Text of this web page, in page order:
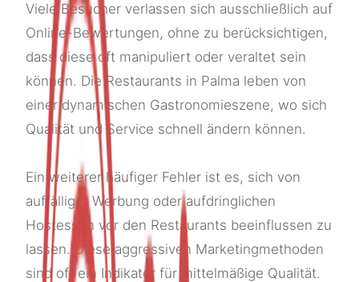
Viele Besucher verlassen sich ausschließlich auf
Online-Bewertungen, ohne zu berücksichtigen,
dass diese oft manipuliert oder veraltet sein
können. Die Restaurants in Palma leben von
einer dynamischen Gastronomieszene, wo sich
Qualität und Service schnell ändern können.
Ein weiterer häufiger Fehler ist es, sich von
auffälliger Werbung oder aufdringlichen
Hostessen vor den Restaurants beeinflussen zu
lassen. Diese aggressiven Marketingmethoden
sind oft ein Indikator für mittelmäßige Qualität.